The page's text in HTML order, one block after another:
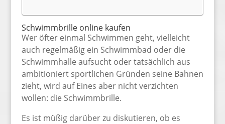
Schwimmbrille online kaufen
Wer öfter einmal Schwimmen geht, vielleicht
auch regelmäßig ein Schwimmbad oder die
Schwimmhalle aufsucht oder tatsächlich aus
ambitioniert sportlichen Gründen seine Bahnen
zieht, wird auf Eines aber nicht verzichten
wollen: die Schwimmbrille.
Es ist müßig darüber zu diskutieren, ob es